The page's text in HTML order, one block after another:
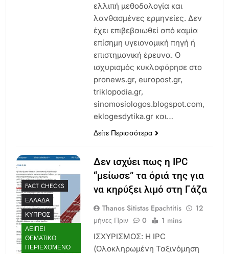
ελλιπή μεθοδολογία και
λανθασμένες ερμηνείες. Δεν
έχει επιβεβαιωθεί από καμία
επίσημη υγειονομική πηγή ή
επιστημονική έρευνα. Ο
ισχυρισμός κυκλοφόρησε στο
pronews.gr, europost.gr,
triklopodia.gr,
sinomosiologos.blogspot.com,
eklogesdytika.gr και…
Δείτε Περισσότερα
FACT CHECKS
ΕΛΛΆΔΑ
ΚΎΠΡΟΣ
ΛΕΊΠΕΙ
ΘΕΜΑΤΙΚΌ
ΠΕΡΙΕΧΌΜΕΝΟ
Δεν ισχύει πως η IPC
“μείωσε” τα όριά της για
να κηρύξει λιμό στη Γάζα
Thanos Sitistas Epachtitis
12
μήνες Πριν
0 1 mins
ΙΣΧΥΡΙΣΜΟΣ: Η IPC ​​
(Ολοκληρωμένη Ταξινόμηση